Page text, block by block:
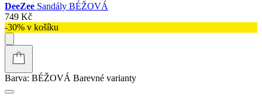
DeeZee Sandály BÉŽOVÁ
749 Kč
-30% v košíku
Barva: BÉŽOVÁ Barevné varianty